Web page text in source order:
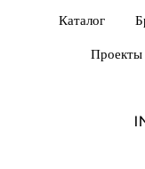
Каталог
Проекты